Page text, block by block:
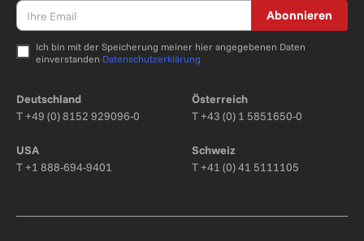
Abonnieren
Ich bin mit der Speicherung meiner hier angegebenen Daten
einverstanden Datenschutzerklärung
Deutschland
T+49 (0) 8152 929096-0
Österreich
T+43 (0) 1 5851650-0
USA
T+1 888-694-9401
Schweiz
T+41 (0) 41 5111105